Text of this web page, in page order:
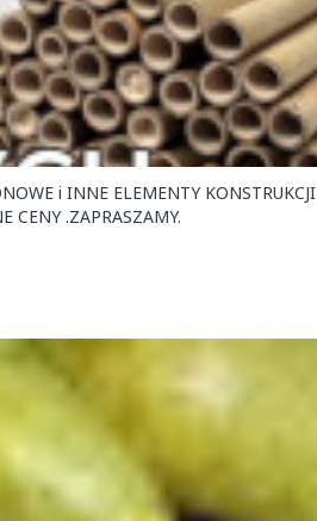
i INNE ELEMENTY KONSTRUKCJI
CENY .ZAPRASZAMY.